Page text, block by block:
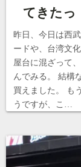
てきたっ
昨日、今日は西
ードや、台湾文
屋台に混ざって
んでみる。 結構
買えました。 も
うですが、こ…